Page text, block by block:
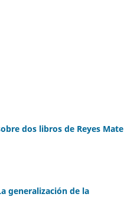
dos libros de Reyes Mate
generalización de la